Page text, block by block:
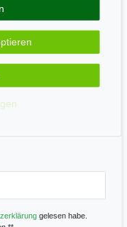
gelesen habe.